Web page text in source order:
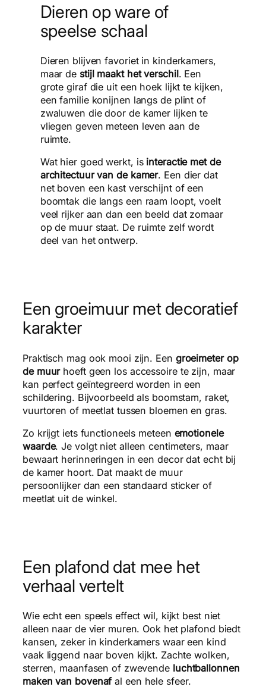
Dieren op ware of
speelse schaal
Dieren blijven favoriet in kinderkamers,
maar de stijl maakt het verschil. Een
grote giraf die uit een hoek lijkt te kijken,
een familie konijnen langs de plint of
zwaluwen die door de kamer lijken te
vliegen geven meteen leven aan de
ruimte.
Wat hier goed werkt, is interactie met de
architectuur van de kamer. Een dier dat
net boven een kast verschijnt of een
boomtak die langs een raam loopt, voelt
veel rijker aan dan een beeld dat zomaar
op de muur staat. De ruimte zelf wordt
deel van het ontwerp.
Een groeimuur met decoratief
karakter
Praktisch mag ook mooi zijn. Een groeimeter op
de muurhoeft geen los accessoire te zijn, maar
kan perfect geïntegreerd worden in een
schildering. Bijvoorbeeld als boomstam, raket,
vuurtoren of meetlat tussen bloemen en gras.
Zo krijgt iets functioneels meteen emotionele
waarde. Je volgt niet alleen centimeters, maar
bewaart herinneringen in een decor dat echt bij
de kamer hoort. Dat maakt de muur
persoonlijker dan een standaard sticker of
meetlat uit de winkel.
Een plafond dat mee het
verhaal vertelt
Wie echt een speels effect wil, kijkt best niet
alleen naar de vier muren. Ook het plafond biedt
kansen, zeker in kinderkamers waar een kind
vaak liggend naar boven kijkt. Zachte wolken,
sterren, maanfasen of zwevende luchtballonnen
maken van bovenafal een hele sfeer.